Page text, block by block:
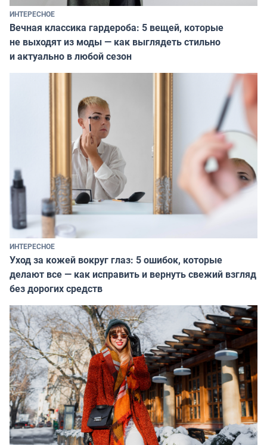
ИНТЕРЕСНОЕ
Вечная классика гардероба: 5 вещей, которые
не выходят из моды — как выглядеть стильно
и актуально в любой сезон
ИНТЕРЕСНОЕ
Уход за кожей вокруг глаз: 5 ошибок, которые
делают все — как исправить и вернуть свежий взгляд
без дорогих средств